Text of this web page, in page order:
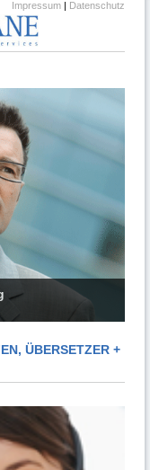
Impressum | Datenschutz
ÜBERSETZER +